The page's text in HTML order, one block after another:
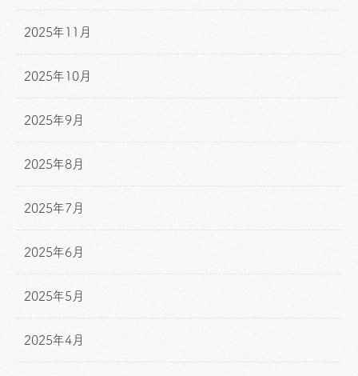
2025年11月
2025年10月
2025年9月
2025年8月
2025年7月
2025年6月
2025年5月
2025年4月